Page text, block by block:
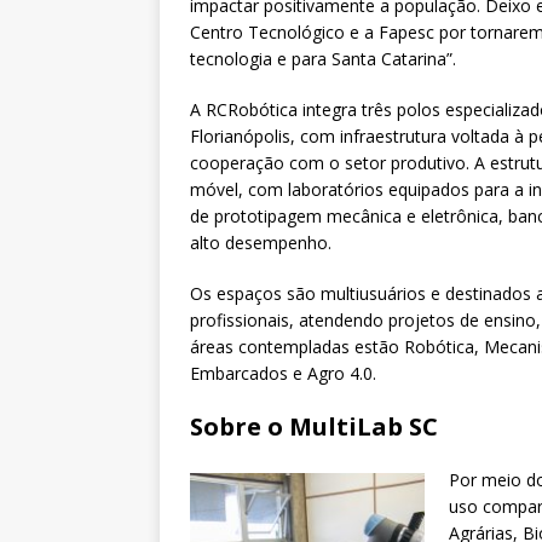
impactar positivamente a população.
Centro Tecnológico e a Fapesc por
tecnologia e para Santa Catarina”.
A RCRobótica integra três polos
Florianópolis, com infraestrutura voltada à
cooperação com o setor produtivo. A
móvel, com laboratórios equipados para a
de prototipagem mecânica e eletrônica,
alto desempenho.
Os espaços são multiusuários e
profissionais, atendendo projetos de
áreas contempladas estão Robótica,
Embarcados e Agro 4.0.
Sobre o MultiLab SC
Por meio
uso
Agrárias,